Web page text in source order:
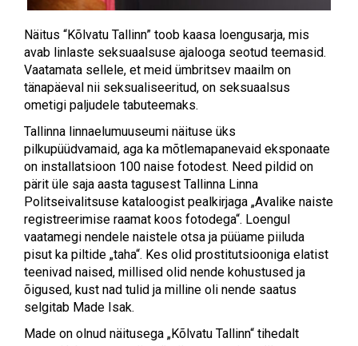
Näitus “Kõlvatu Tallinn” toob kaasa loengusarja, mis
avab linlaste seksuaalsuse ajalooga seotud teemasid.
Vaatamata sellele, et meid ümbritsev maailm on
tänapäeval nii seksualiseeritud, on seksuaalsus
ometigi paljudele tabuteemaks.
Tallinna linnaelumuuseumi näituse üks
pilkupüüdvamaid, aga ka mõtlemapanevaid eksponaate
on installatsioon 100 naise fotodest. Need pildid on
pärit üle saja aasta tagusest Tallinna Linna
Politseivalitsuse kataloogist pealkirjaga „Avalike naiste
registreerimise raamat koos fotodega“. Loengul
vaatamegi nendele naistele otsa ja püüame piiluda
pisut ka piltide „taha“. Kes olid prostitutsiooniga elatist
teenivad naised, millised olid nende kohustused ja
õigused, kust nad tulid ja milline oli nende saatus
selgitab Made Isak.
Made on olnud näitusega „Kõlvatu Tallinn“ tihedalt